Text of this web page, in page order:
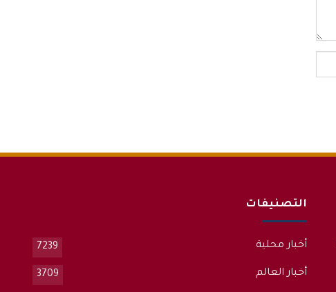
التصنيفات
أخبار محلية 7239
أخبار العالم 3709